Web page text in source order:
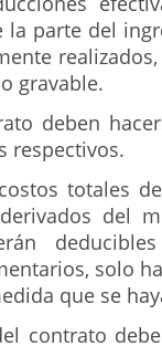
parte del
gravable.
deben
respectivos.
totales
del
solo
que se
contrato